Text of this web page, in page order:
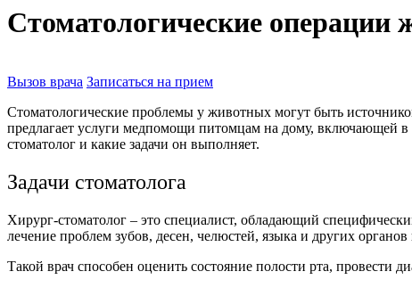
Стоматологические операции
Вызов врача Записаться на прием
Стоматологические проблемы у животных могут быть
предлагает услуги медпомощи питомцам на дому, включающей в
стоматолог и какие задачи он выполняет.
Задачи стоматолога
Хирург-стоматолог – это специалист, обладающий
лечение проблем зубов, десен, челюстей, языка и других органов
Такой врач способен оценить состояние полости рта,